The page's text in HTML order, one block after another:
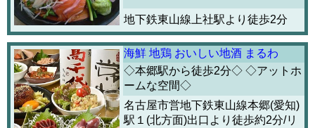
地下鉄東山線上社駅より徒歩2分
海鮮 地鶏 おいしい地酒 まるわ
◇本郷駅から徒歩2分◇ ◇アットホ
ームな空間◇
名古屋市営地下鉄東山線本郷(愛知)
駅１(北方面)出口より徒歩約2分/リ